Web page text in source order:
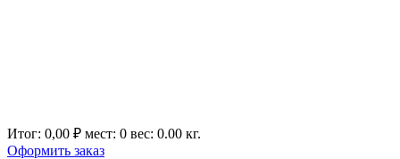
Итог: 0,00 ₽ мест: 0 вес: 0.00 кг.
Оформить заказ